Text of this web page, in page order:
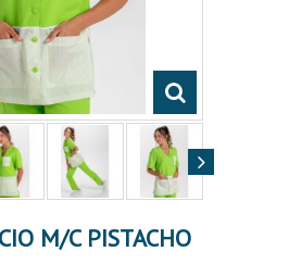
M/C PISTACHO